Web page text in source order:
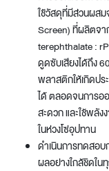
ใช้วัสดุที่มีส่วนผสม
Screen) ที่ผลิตจา
terephthalate :
ดูดซับเสียงได้ถึง
พลาสติกให้เกิดปร
ได้ ตลอดจนการอ
สะดวก และใช้พลั
ในห่วงโซ่อุปทาน
ดำเนินการทดสอบ
ผลอย่างใกล้ชิดใ